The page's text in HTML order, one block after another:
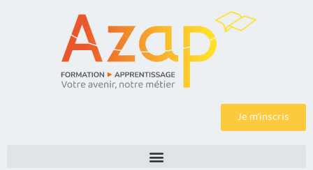
Je m’inscris